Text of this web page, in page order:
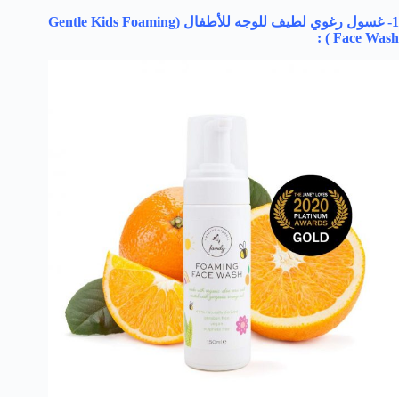
1- غسول رغوي لطيف للوجه للأطفال (
Gentle Kids Foaming
Face Wash
) :